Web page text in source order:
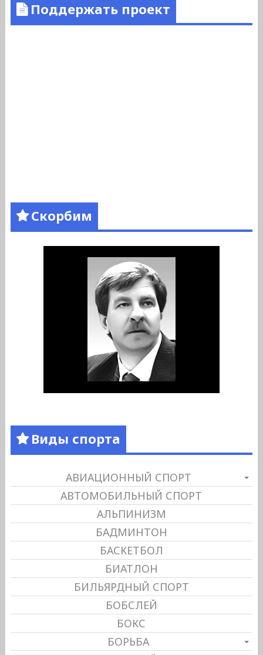
Поддержать проект
Скорбим
Виды спорта
АВИАЦИОННЫЙ СПОРТ
АВТОМОБИЛЬНЫЙ СПОРТ
АЛЬПИНИЗМ
БАДМИНТОН
БАСКЕТБОЛ
БИАТЛОН
БИЛЬЯРДНЫЙ СПОРТ
БОБСЛЕЙ
БОКС
БОРЬБА